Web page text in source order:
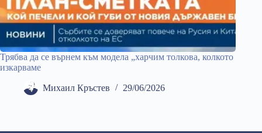
Трябва да се върнем към модела „харчим толкова, колкото
изкарваме
Михаил Кръстев 29/06/2026